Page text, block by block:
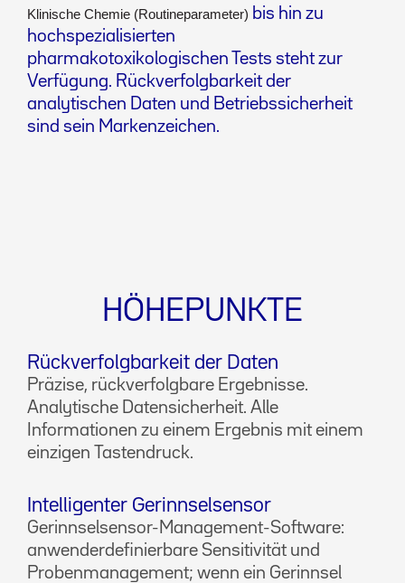
Klinische Chemie (Routineparameter) bis hin zu
hochspezialisierten
pharmakotoxikologischen Tests steht zur
Verfügung. Rückverfolgbarkeit der
analytischen Daten und Betriebssicherheit
sind sein Markenzeichen.
HÖHEPUNKTE
Rückverfolgbarkeit der Daten
Präzise, rückverfolgbare Ergebnisse.
Analytische Datensicherheit. Alle
Informationen zu einem Ergebnis mit einem
einzigen Tastendruck.
Intelligenter Gerinnselsensor
Gerinnselsensor-Management-Software:
anwenderdefinierbare Sensitivität und
Probenmanagement; wenn ein Gerinnsel